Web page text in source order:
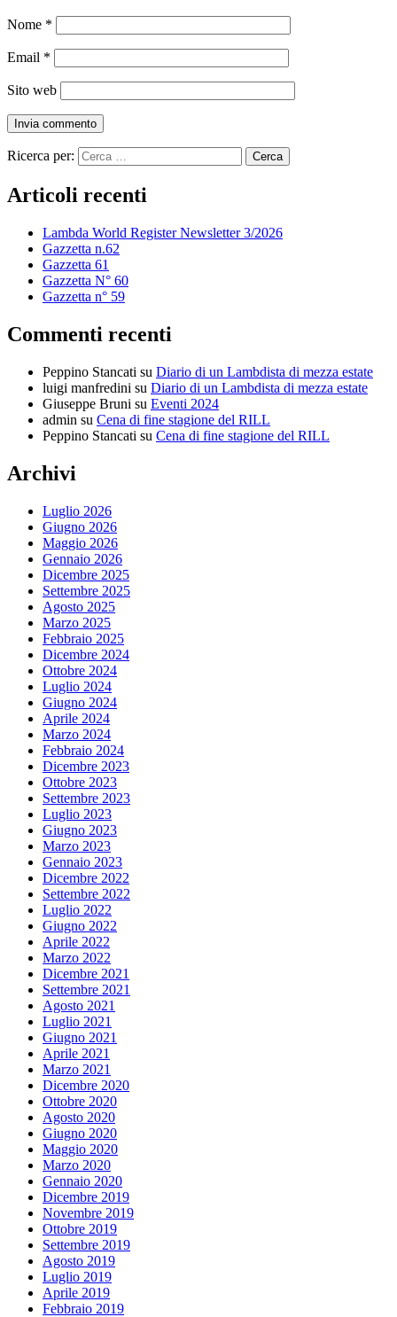
Nome *
Email *
Sito web
Ricerca per:
Articoli recenti
Lambda World Register Newsletter 3/2026
Gazzetta n.62
Gazzetta 61
Gazzetta N° 60
Gazzetta n° 59
Commenti recenti
Peppino Stancati su Diario di un Lambdista di mezza estate
luigi manfredini su Diario di un Lambdista di mezza estate
Giuseppe Bruni su Eventi 2024
admin su Cena di fine stagione del RILL
Peppino Stancati su Cena di fine stagione del RILL
Archivi
Luglio 2026
Giugno 2026
Maggio 2026
Gennaio 2026
Dicembre 2025
Settembre 2025
Agosto 2025
Marzo 2025
Febbraio 2025
Dicembre 2024
Ottobre 2024
Luglio 2024
Giugno 2024
Aprile 2024
Marzo 2024
Febbraio 2024
Dicembre 2023
Ottobre 2023
Settembre 2023
Luglio 2023
Giugno 2023
Marzo 2023
Gennaio 2023
Dicembre 2022
Settembre 2022
Luglio 2022
Giugno 2022
Aprile 2022
Marzo 2022
Dicembre 2021
Settembre 2021
Agosto 2021
Luglio 2021
Giugno 2021
Aprile 2021
Marzo 2021
Dicembre 2020
Ottobre 2020
Agosto 2020
Giugno 2020
Maggio 2020
Marzo 2020
Gennaio 2020
Dicembre 2019
Novembre 2019
Ottobre 2019
Settembre 2019
Agosto 2019
Luglio 2019
Aprile 2019
Febbraio 2019